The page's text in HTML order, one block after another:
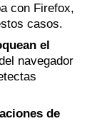
con Firefox,
casos.
el
navegador
de